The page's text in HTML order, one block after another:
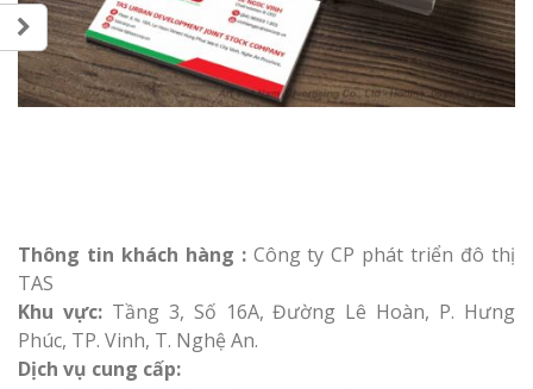
Thông tin khách hàng : Công ty CP phát triển đô thị
TAS
Khu vực:Tầng 3, Số 16A, Đường Lê Hoàn, P. Hưng
Phúc, TP. Vinh, T. Nghệ An.
Dịch vụ cung cấp: